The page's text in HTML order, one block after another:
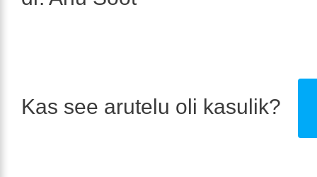
Kas see arutelu oli kasulik?